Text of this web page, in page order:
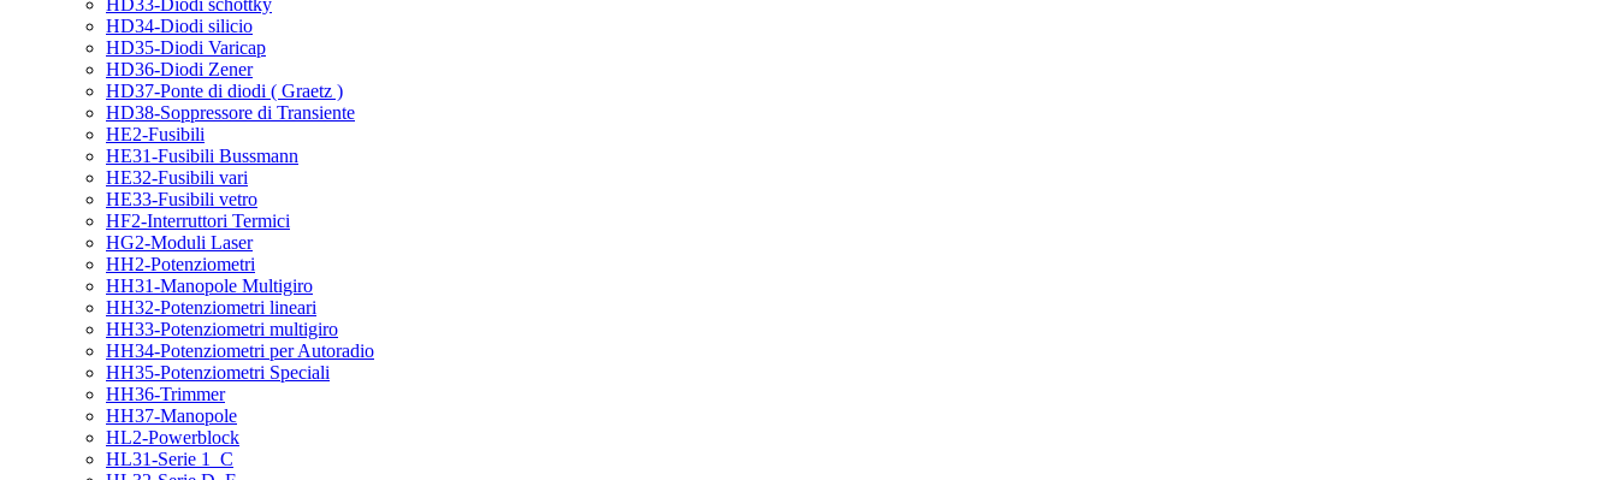
HD33-Diodi schottky
HD34-Diodi silicio
HD35-Diodi Varicap
HD36-Diodi Zener
HD37-Ponte di diodi ( Graetz )
HD38-Soppressore di Transiente
HE2-Fusibili
HE31-Fusibili Bussmann
HE32-Fusibili vari
HE33-Fusibili vetro
HF2-Interruttori Termici
HG2-Moduli Laser
HH2-Potenziometri
HH31-Manopole Multigiro
HH32-Potenziometri lineari
HH33-Potenziometri multigiro
HH34-Potenziometri per Autoradio
HH35-Potenziometri Speciali
HH36-Trimmer
HH37-Manopole
HL2-Powerblock
HL31-Serie 1_C